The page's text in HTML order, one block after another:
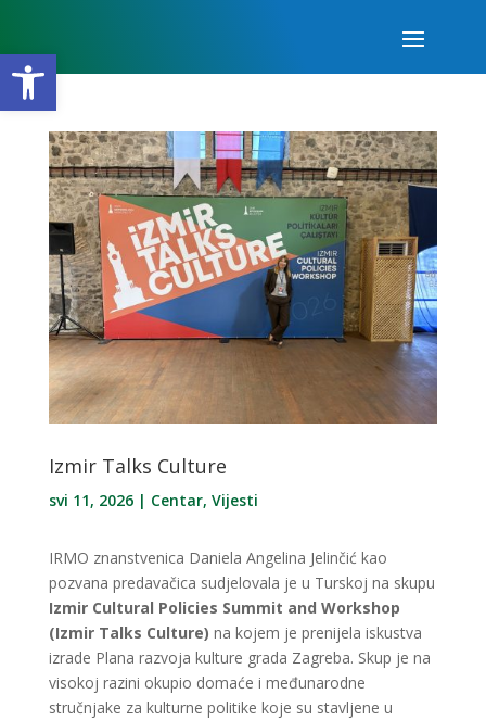
Open toolbar
Izmir Talks Culture
svi 11, 2026| Centar, Vijesti
IRMO znanstvenica Daniela Angelina Jelinčić kao
pozvana predavačica sudjelovala je u Turskoj na skupu
Izmir Cultural Policies Summit and Workshop
(Izmir Talks Culture) na kojem je prenijela iskustva
izrade Plana razvoja kulture grada Zagreba. Skup je na
visokoj razini okupio domaće i međunarodne
stručnjake za kulturne politike koje su stavljene u